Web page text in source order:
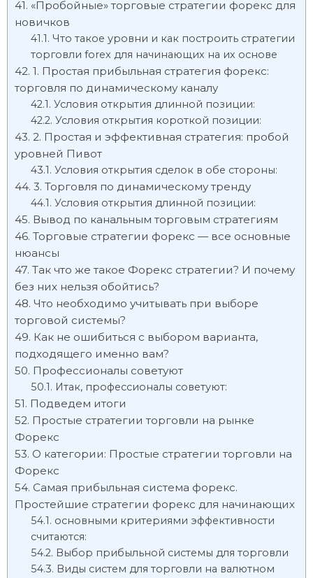
«Пробойные» торговые стратегии форекс для
новичков
Что такое уровни и как построить стратегии
торговли forex для начинающих на их основе
1. Простая прибыльная стратегия форекс:
торговля по динамическому каналу
Условия открытия длинной позиции:
Условия открытия короткой позиции:
2. Простая и эффективная стратегия: пробой
уровней Пивот
Условия открытия сделок в обе стороны:
3. Торговля по динамическому тренду
Условия открытия длинной позиции:
Вывод по канальным торговым стратегиям
Торговые стратегии форекс — все основные
нюансы
Так что же такое Форекс стратегии? И почему
без них нельзя обойтись?
Что необходимо учитывать при выборе
торговой системы?
Как не ошибиться с выбором варианта,
подходящего именно вам?
Профессионалы советуют
Итак, профессионалы советуют:
Подведем итоги
Простые стратегии торговли на рынке
Форекс
О категории: Простые стратегии торговли на
Форекс
Самая прибыльная система форекс.
Простейшие стратегии форекс для начинающих
основными критериями эффективности
считаются:
Выбор прибыльной системы для торговли
Виды систем для торговли на валютном